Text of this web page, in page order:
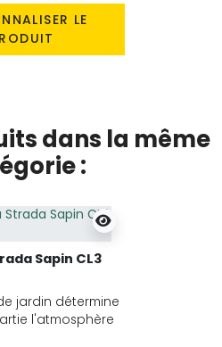
LE
dans la même
:
Sapin CL3
jardin détermine
l'atmosphère